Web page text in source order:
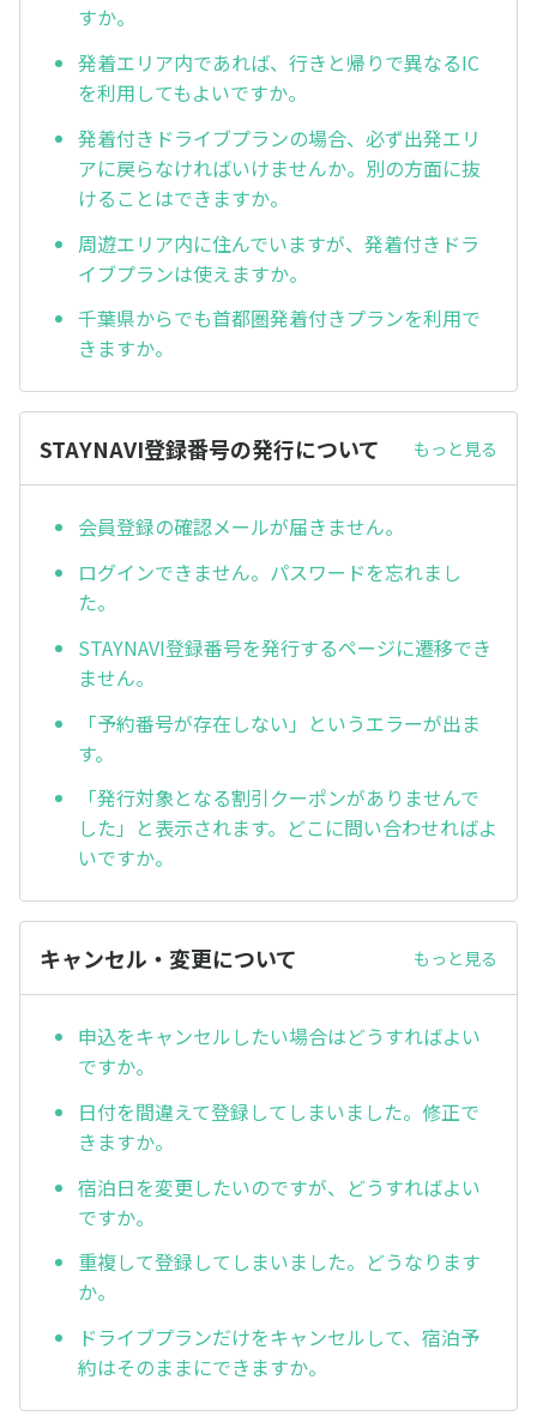
すか。
発着エリア内であれば、行きと帰りで異なるIC
を利用してもよいですか。
発着付きドライブプランの場合、必ず出発エリ
アに戻らなければいけませんか。別の方面に抜
けることはできますか。
周遊エリア内に住んでいますが、発着付きドラ
イブプランは使えますか。
千葉県からでも首都圏発着付きプランを利用で
きますか。
STAYNAVI登録番号の発行について もっと見る
会員登録の確認メールが届きません。
ログインできません。パスワードを忘れまし
た。
STAYNAVI登録番号を発行するページに遷移でき
ません。
「予約番号が存在しない」というエラーが出ま
す。
「発行対象となる割引クーポンがありませんで
した」と表示されます。どこに問い合わせればよ
いですか。
キャンセル・変更について もっと見る
申込をキャンセルしたい場合はどうすればよい
ですか。
日付を間違えて登録してしまいました。修正で
きますか。
宿泊日を変更したいのですが、どうすればよい
ですか。
重複して登録してしまいました。どうなります
か。
ドライブプランだけをキャンセルして、宿泊予
約はそのままにできますか。